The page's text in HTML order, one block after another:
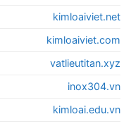
kimloaiviet.net
kimloaiviet.com
vatlieutitan.xyz
inox304.vn
kimloai.edu.vn